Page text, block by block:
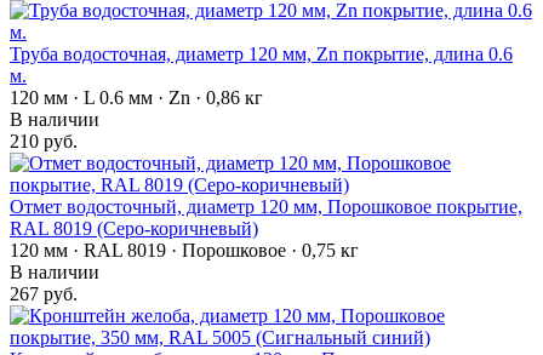
Труба водосточная, диаметр 120 мм, Zn покрытие, длина 0.6
м.
120 мм · L 0.6 мм · Zn · 0,86 кг
В наличии
210 руб.
Отмет водосточный, диаметр 120 мм, Порошковое покрытие,
RAL 8019 (Серо-коричневый)
120 мм · RAL 8019 · Порошковое · 0,75 кг
В наличии
267 руб.